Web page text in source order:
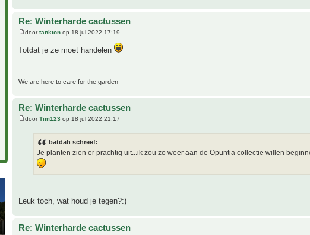
Re: Winterharde cactussen
doortankton op 18 jul 2022 17:19
Totdat je ze moet handelen
We are here to care for the garden
Re: Winterharde cactussen
doorTim123 op 18 jul 2022 21:17
batdah schreef:
Je planten zien er prachtig uit...ik zou zo weer aan de Opuntia collectie willen
Leuk toch, wat houd je tegen?:)
Re: Winterharde cactussen